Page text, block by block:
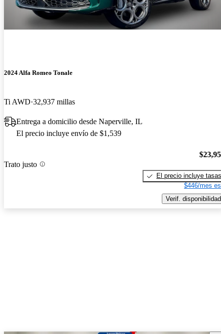
2024 Alfa Romeo Tonale
Ti AWD 32,937 millas
Entrega a domicilio desde Naperville, IL
El precio incluye envío de $1,539
Trato justo
El precio incluye tasas
$446/mes
Verif. disponibilidad